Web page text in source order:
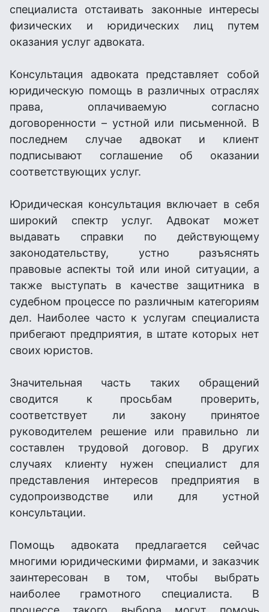
специалиста отстаивать законные интересы
физических и юридических лиц путем
оказания услуг адвоката.
Консультация адвоката представляет собой
юридическую помощь в различных отраслях
права, оплачиваемую согласно
договоренности – устной или письменной. В
последнем случае адвокат и клиент
подписывают соглашение об оказании
соответствующих услуг.
Юридическая консультация включает в себя
широкий спектр услуг. Адвокат может
выдавать справки по действующему
законодательству, устно разъяснять
правовые аспекты той или иной ситуации, а
также выступать в качестве защитника в
судебном процессе по различным категориям
дел. Наиболее часто к услугам специалиста
прибегают предприятия, в штате которых нет
своих юристов.
Значительная часть таких обращений
сводится к просьбам проверить,
соответствует ли закону принятое
руководителем решение или правильно ли
составлен трудовой договор. В других
случаях клиенту нужен специалист для
представления интересов предприятия в
судопроизводстве или для устной
консультации.
Помощь адвоката предлагается сейчас
многими юридическими фирмами, и заказчик
заинтересован в том, чтобы выбрать
наиболее грамотного специалиста. В